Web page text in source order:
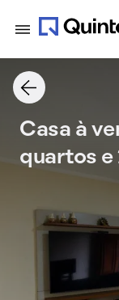
Casa à
quartos e